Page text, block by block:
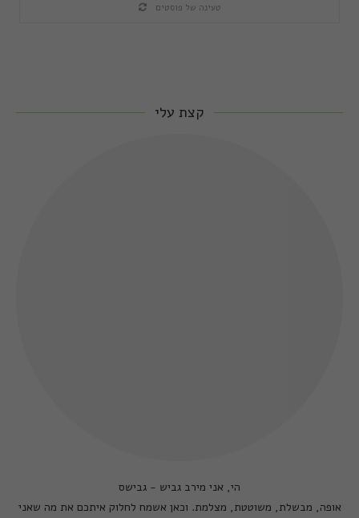
טעינה של פוסטים
קצת עלי
הי, אני מירב גביש - גבישס
אופה, מבשלת, משוטטת, מצלמת. וכאן אשמח לחלוק איתכם את מה שאני